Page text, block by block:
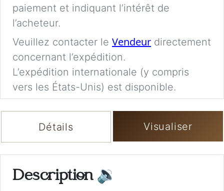
paiement et indiquant l’intérêt de
l’acheteur.
Veuillez contacter le Vendeur directement
concernant l’expédition.
L’expédition internationale (y compris
vers les États-Unis) est disponible.
Détails Visualiser
Description 🔉